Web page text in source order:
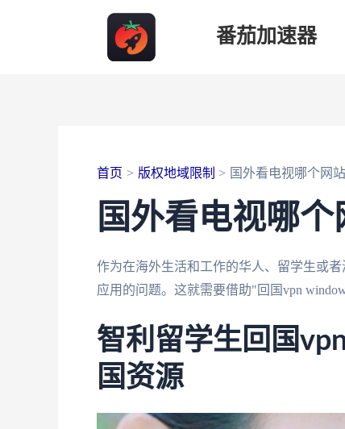
番茄加速器
首页 版权地域限制 国外看电视哪个网
国外看电视哪
作为在海外生活和工作的华人、留学生或
应用的问题。这就需要借助"回国vpn
智利留学生回国
国资源